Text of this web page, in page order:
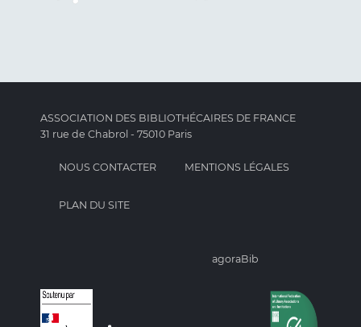
ASSOCIATION DES BIBLIOTHÉCAIRES DE FRANCE
31 rue de Chabrol - 75010 Paris
NOUS CONTACTER MENTIONS LÉGALES
PLAN DU SITE
agoraBib